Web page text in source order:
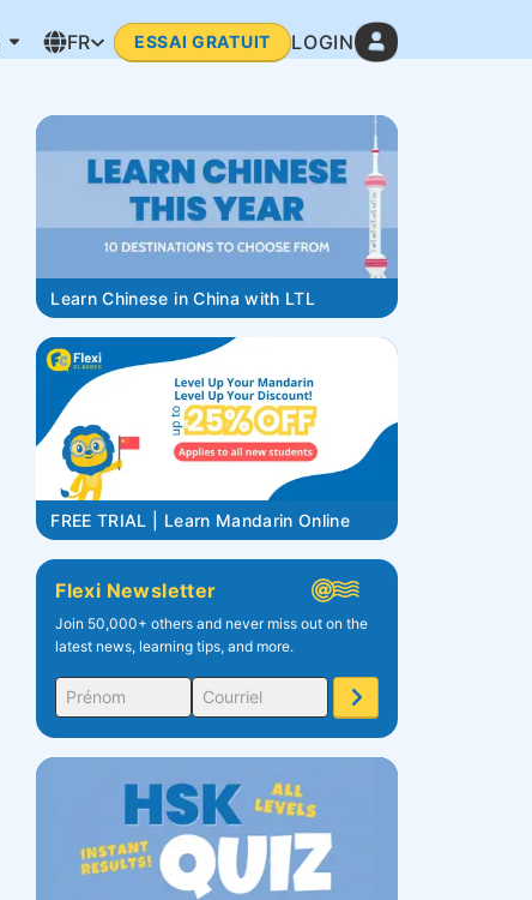
FR ESSAI GRATUIT LOGIN
Learn Chinese in China with LTL
FREE TRIAL | Learn Mandarin Online
Flexi Newsletter
Join 50,000+ others and never miss out on the
latest news, learning tips, and more.